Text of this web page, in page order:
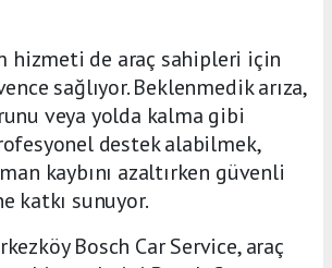
hizmeti de araç sahipleri için
sağlıyor. Beklenmedik arıza,
veya yolda kalma gibi
destek alabilmek,
kaybını azaltırken güvenli
katkı sunuyor.
Bosch Car Service, araç